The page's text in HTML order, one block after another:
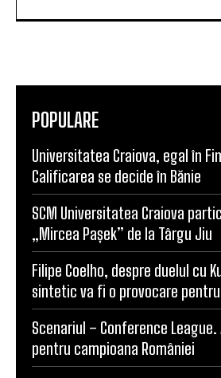
POPULARE
Universitatea Craiova, egal în
Calificarea se decide în Bănie
SCM Universitatea Craiova
„Mircea Pașek” de la Târgu Jiu
Filipe Coelho, despre duelul cu
sintetic va fi o provocare
Scenariul – Conference
pentru campioana României